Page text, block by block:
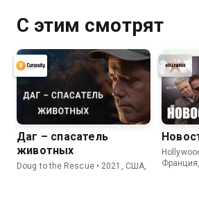
С этим смотрят
Даг – спасатель
животных
Doug to the Rescue • 2021, США,
Франция,